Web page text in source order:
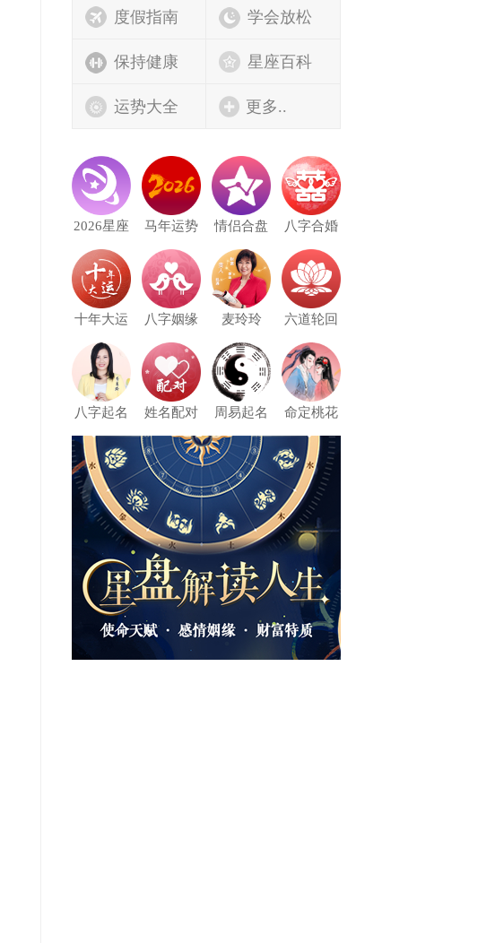
度假指南 学会放松
保持健康 星座百科
运势大全 更多..
2026星座 马年运势 情侣合盘 八字合婚
十年大运 八字姻缘 麦玲玲 六道轮回
八字起名 姓名配对 周易起名 命定桃花